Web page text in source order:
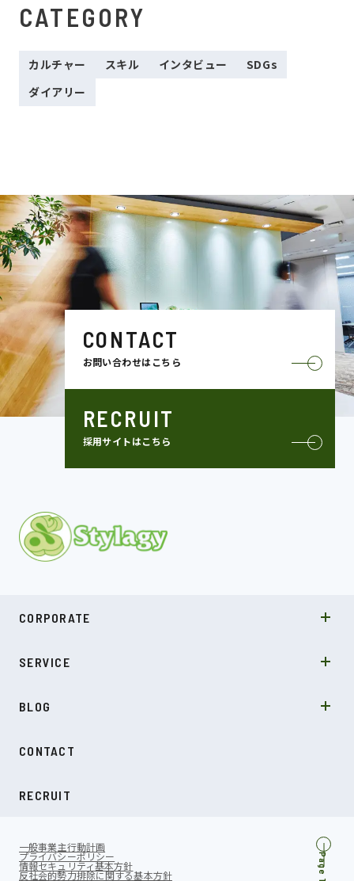
CATEGORY
カルチャー スキル インタビュー
SDGs
ダイアリー
CONTACT
お問い合わせはこちら
RECRUIT
採用サイトはこちら
CORPORATE
COMPANY
NEWS
SERVICE
受託開発
BLOG
SDGs
CONTACT
RECRUIT
一般事業主行動計画
プライバシーポリシー
情報セキュリティ基本方針
反社会的勢力排除に関する基本方針